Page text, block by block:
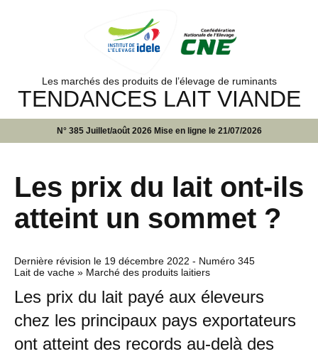
Les marchés des produits de l’élevage de ruminants
TENDANCES LAIT VIANDE
N° 385 Juillet/août 2026 Mise en ligne le 21/07/2026
Les prix du lait ont-ils
atteint un sommet ?
Dernière révision le 19 décembre 2022 - Numéro 345
Lait de vache » Marché des produits laitiers
Les prix du lait payé aux éleveurs
chez les principaux pays exportateurs
ont atteint des records au-delà des